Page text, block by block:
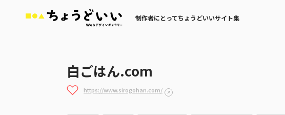
制作者にとってちょうどいいサイト集
白ごはん.com
https://www.sirogohan.com/